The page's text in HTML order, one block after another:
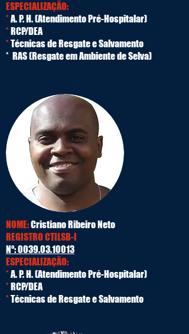
ESPECIALIZAÇÃO:
* A. P. H. (Atendimento Pré-Hospitalar)
* RCP/DEA
* Técnicas de Resgate e Salvamento
* RAS (Resgate em Ambiente de Selva)
NOME:Cristiano Ribeiro Neto
REGISTRO CTILSB-I
Nº:0039.03.10013
ESPECIALIZAÇÃO:
* A. P. H. (Atendimento Pré-Hospitalar)
* RCP/DEA
* Técnicas de Resgate e Salvamento